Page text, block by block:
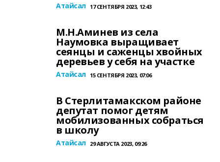
Атайсал 17 СЕНТЯБРЯ 2023, 12:43
М.Н.Аминев из села
Наумовка выращивает
сеянцы и саженцы хвойных
деревьев у себя на участке
Атайсал 15 СЕНТЯБРЯ 2023, 07:06
В Стерлитамакском районе
депутат помог детям
мобилизованных собраться
в школу
Атайсал 29 АВГУСТА 2023, 09:26